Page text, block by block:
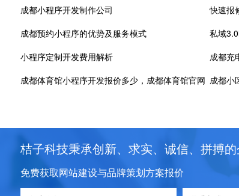
成都小程序开发制作公司
成都预约小程序的优势及服务模式
私域
小程序定制开发费用解析
成都充
成都体育馆小程序开发报价多少，成都体育馆官网 成都小
桔子科技秉承创新、求实、诚信、拼搏
免费获取网站建设与品牌策划方案报价